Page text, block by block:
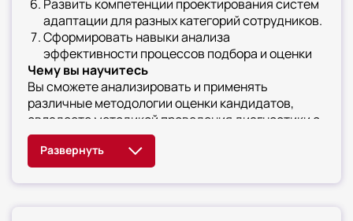
Развить компетенции проектирования систем
адаптации для разных категорий сотрудников.
Сформировать навыки анализа
эффективности процессов подбора и оценки
Чему вы научитесь
Вы сможете анализировать и применять
различные методологии оценки кандидатов,
овладеете методикой проведения диагностики с
помощью модульного социо-теста. Научитесь
сочетать количественные и качественные
методы в профессиональном отборе, сможете
разрабатывать модели компетенций для